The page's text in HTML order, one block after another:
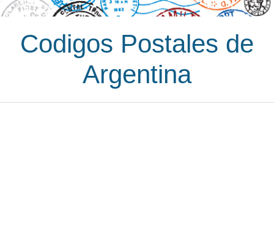
Codigos Postales de
Argentina